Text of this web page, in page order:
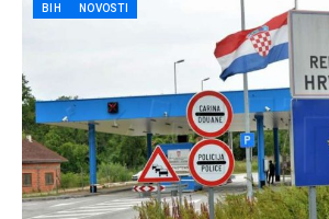
BIH NOVOSTI